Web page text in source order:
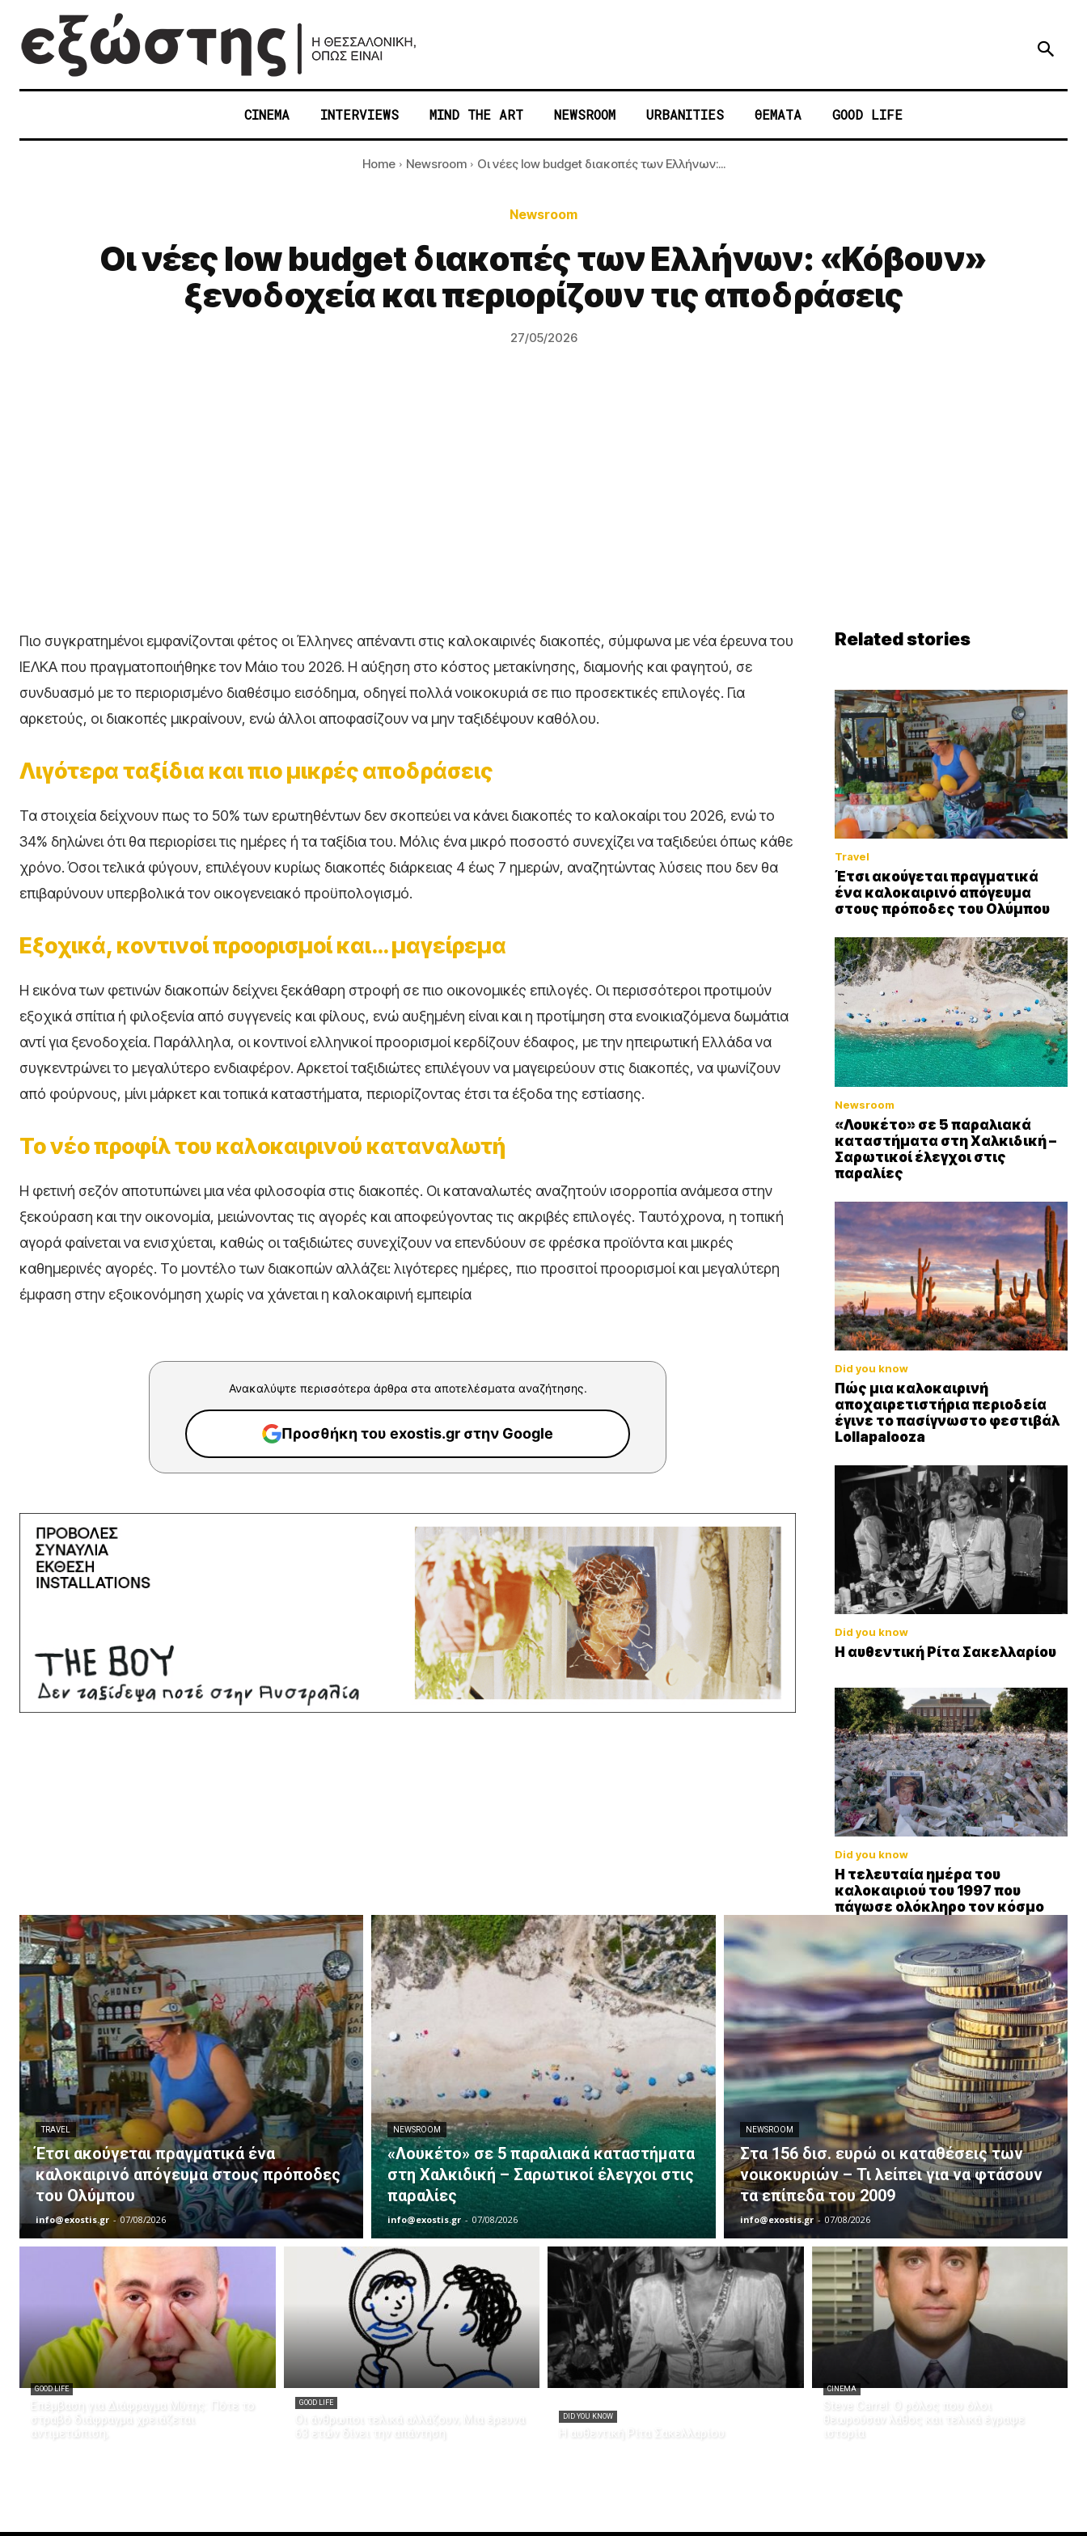
CINEMA INTERVIEWS MIND THE ART NEWSROOM URBANITIES ΘΕΜΑΤΑ GOOD LIFE
Home Newsroom Οι νέες low budget διακοπές των Ελλήνων:...
Newsroom
Οι νέες low budget διακοπές των Ελλήνων: «Κόβουν»
ξενοδοχεία και περιορίζουν τις αποδράσεις
27/05/2026
Πιο συγκρατημένοι εμφανίζονται φέτος οι Έλληνες απέναντι στις καλοκαιρινές διακοπές, σύμφωνα με νέα έρευνα του
ΙΕΛΚΑπου πραγματοποιήθηκε τον Μάιο του 2026. Η αύξηση στο κόστος μετακίνησης, διαμονής και φαγητού, σε
συνδυασμό με το περιορισμένο διαθέσιμο εισόδημα, οδηγεί πολλά νοικοκυριά σε πιο προσεκτικές επιλογές. Για
αρκετούς, οι διακοπές μικραίνουν, ενώ άλλοι αποφασίζουν να μην ταξιδέψουν καθόλου.
Λιγότερα ταξίδια και πιο μικρές αποδράσεις
Τα στοιχεία δείχνουν πως το 50% των ερωτηθέντων δεν σκοπεύει να κάνει διακοπές το καλοκαίρι του 2026, ενώ το
34% δηλώνει ότι θα περιορίσει τις ημέρες ή τα ταξίδια του. Μόλις ένα μικρό ποσοστό συνεχίζει να ταξιδεύει όπως κάθε
χρόνο. Όσοι τελικά φύγουν, επιλέγουν κυρίως διακοπές διάρκειας 4 έως 7 ημερών, αναζητώντας λύσεις που δεν θα
επιβαρύνουν υπερβολικά τον οικογενειακό προϋπολογισμό.
Εξοχικά, κοντινοί προορισμοί και… μαγείρεμα
Η εικόνα των φετινών διακοπών δείχνει ξεκάθαρη στροφή σε πιο οικονομικές επιλογές. Οι περισσότεροι προτιμούν
εξοχικά σπίτια ή φιλοξενία από συγγενείς και φίλους, ενώ αυξημένη είναι και η προτίμηση στα ενοικιαζόμενα δωμάτια
αντί για ξενοδοχεία. Παράλληλα, οι κοντινοί ελληνικοί προορισμοί κερδίζουν έδαφος, με την ηπειρωτική Ελλάδα να
συγκεντρώνει το μεγαλύτερο ενδιαφέρον. Αρκετοί ταξιδιώτες επιλέγουν να μαγειρεύουν στις διακοπές, να ψωνίζουν
από φούρνους, μίνι μάρκετ και τοπικά καταστήματα, περιορίζοντας έτσι τα έξοδα της εστίασης.
Το νέο προφίλ του καλοκαιρινού καταναλωτή
Η φετινή σεζόν αποτυπώνει μια νέα φιλοσοφία στις διακοπές. Οι καταναλωτές αναζητούν ισορροπία ανάμεσα στην
ξεκούραση και την οικονομία, μειώνοντας τις αγορές και αποφεύγοντας τις ακριβές επιλογές. Ταυτόχρονα, η τοπική
αγορά φαίνεται να ενισχύεται, καθώς οι ταξιδιώτες συνεχίζουν να επενδύουν σε φρέσκα προϊόντα και μικρές
καθημερινές αγορές. Το μοντέλο των διακοπών αλλάζει: λιγότερες ημέρες, πιο προσιτοί προορισμοί και μεγαλύτερη
έμφαση στην εξοικονόμηση χωρίς να χάνεται η καλοκαιρινή εμπειρία
Ανακαλύψτε περισσότερα άρθρα στα αποτελέσματα αναζήτησης.
Προσθήκη του exostis.gr στην Google
Related stories
Travel
Έτσι ακούγεται πραγματικά
ένα καλοκαιρινό απόγευμα
στους πρόποδες του Ολύμπου
Newsroom
«Λουκέτο» σε 5 παραλιακά
καταστήματα στη Χαλκιδική –
Σαρωτικοί έλεγχοι στις
παραλίες
Did you know
Πώς μια καλοκαιρινή
αποχαιρετιστήρια περιοδεία
έγινε το πασίγνωστο φεστιβάλ
Lollapalooza
Did you know
Η αυθεντική Ρίτα Σακελλαρίου
Did you know
Η τελευταία ημέρα του
καλοκαιριού του 1997 που
πάγωσε ολόκληρο τον κόσμο
TRAVEL
Έτσι ακούγεται πραγματικά ένα
καλοκαιρινό απόγευμα στους πρόποδες
του Ολύμπου
info@exostis.gr - 07/08/2026
NEWSROOM
«Λουκέτο» σε 5 παραλιακά καταστήματα
στη Χαλκιδική – Σαρωτικοί έλεγχοι στις
παραλίες
info@exostis.gr - 07/08/2026
NEWSROOM
Στα 156 δισ. ευρώ οι καταθέσεις των
νοικοκυριών – Τι λείπει για να φτάσουν
τα επίπεδα του 2009
info@exostis.gr - 07/08/2026
GOOD LIFE
Επέμβαση για Διάφραγμα Μύτης: Πότε το
στραβό διάφραγμα χρειάζεται
αντιμετώπιση;
GOOD LIFE
Οι άνθρωποι τελικά αλλάζουν; Μια έρευνα
63 ετών δίνει την απάντηση
DID YOU KNOW
Η αυθεντική Ρίτα Σακελλαρίου
CINEMA
Steve Carrel: Ο ρόλος που όλοι
θεωρούσαν λάθος και τελικά έγραψε